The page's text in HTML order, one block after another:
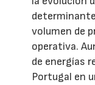
volumen de
operativa.
de energías
Portugal en